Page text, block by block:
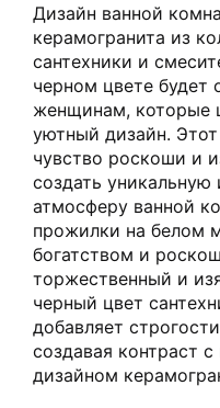
Дизайн ванной
керамогранита из
сантехники и
черном цвете будет
женщинам, которые
уютный дизайн.
чувство роскоши и
создать
атмосферу ванной
прожилки на белом
богатством и
торжественный и
черный цвет
добавляет
создавая контраст
дизайном